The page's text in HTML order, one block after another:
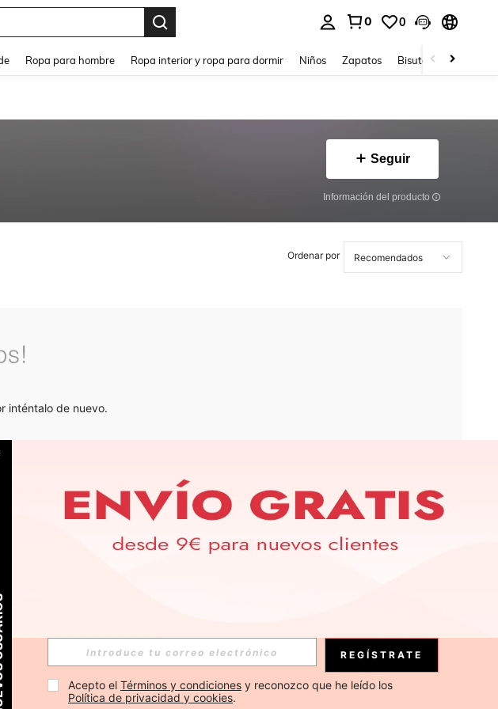
0 0
Ropa para hombre Ropa interior y ropa para dormir Niños Zapatos Bisutería Y
Seguir
Información del producto
Ordenar por
inténtalo de nuevo.
EN APP
PARA RECIBIR OFERTAS EXCLUSIVAS, PROMOCIONES Y NOTICIAS DE SHEIN
34
REGÍSTRATE
Acepto el Términos y condiciones y reconozco que he leído los
Política de privacidad y cookies.